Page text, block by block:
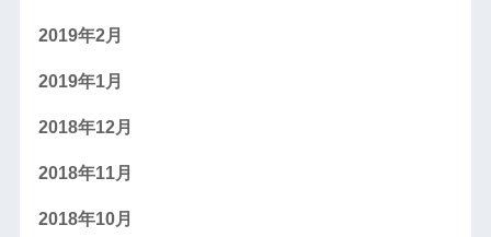
2019年2月
2019年1月
2018年12月
2018年11月
2018年10月